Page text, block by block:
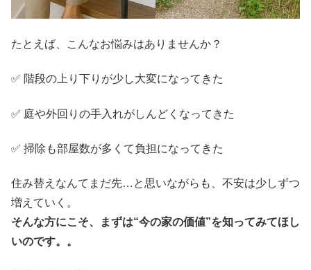
たとえば、こんなお悩みはありませんか？
✅ 階段の上り下りが少し大変になってきた
✅ 庭や外回りの手入れがしんどくなってきた
✅ 掃除も部屋数が多くて負担になってきた
住み替えなんてまだ先…と思いながらも、不安は少しずつ
増えていく。
そんな方にこそ、まずは“今の家の価値”を知ってみてほし
いのです。。